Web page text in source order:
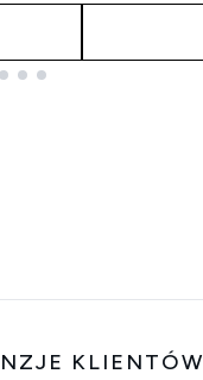
KLIENTÓW